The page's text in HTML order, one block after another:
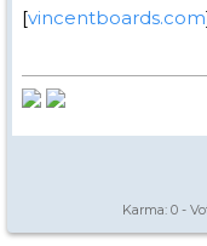
[vincentboards.com
Karma: 0 -